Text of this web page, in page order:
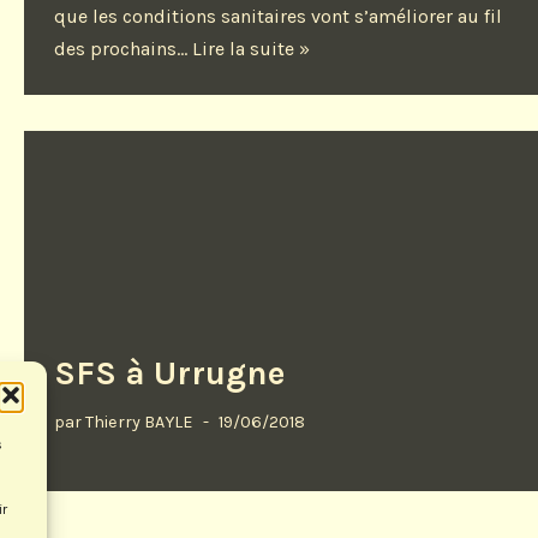
que les conditions sanitaires vont s’améliorer au fil
des prochains… Lire la suite »
SFS à Urrugne
parThierry BAYLE 19/06/2018